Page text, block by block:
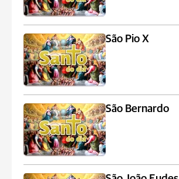
São Pio X
São Bernardo